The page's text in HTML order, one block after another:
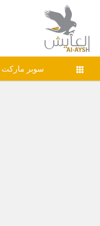
سوبر ماركت